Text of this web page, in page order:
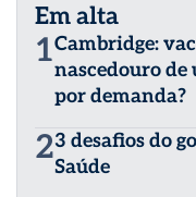
Em alta
1Cambridge:
nascedouro
por demanda?
23 desafios do
Saúde